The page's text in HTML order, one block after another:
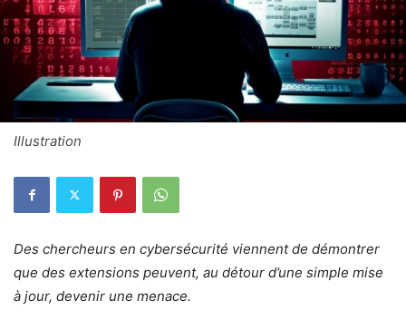
Illustration
Des chercheurs en cybersécurité viennent de démontrer
que des extensions peuvent, au détour d’une simple mise
à jour, devenir une menace.